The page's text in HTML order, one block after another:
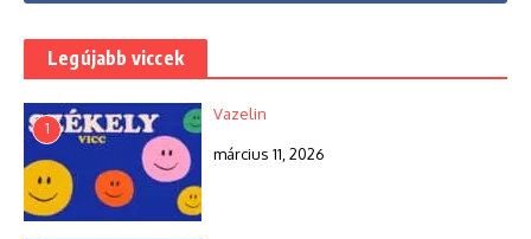
Legújabb viccek
1
Vazelin
március 11, 2026